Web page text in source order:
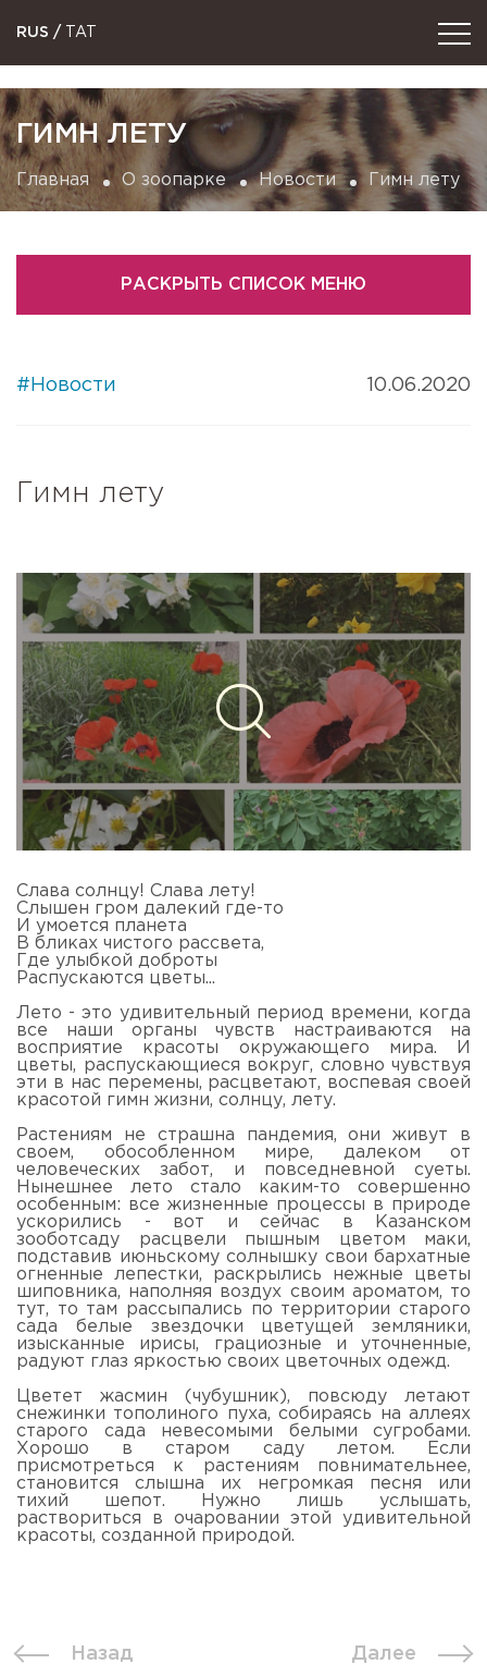
RUS / TAT
ГИМН ЛЕТУ
Главная О зоопарке Новости Гимн лету
РАСКРЫТЬ СПИСОК МЕНЮ
#Новости 10.06.2020
Гимн лету
Слава солнцу! Слава лету!
Слышен гром далекий где-то
И умоется планета
В бликах чистого рассвета,
Где улыбкой доброты
Распускаются цветы...
Лето - это удивительный период времени, когда
все наши органы чувств настраиваются на
восприятие красоты окружающего мира. И
цветы, распускающиеся вокруг, словно чувствуя
эти в нас перемены, расцветают, воспевая своей
красотой гимн жизни, солнцу, лету.
Растениям не страшна пандемия, они живут в
своем, обособленном мире, далеком от
человеческих забот, и повседневной суеты.
Нынешнее лето стало каким-то совершенно
особенным: все жизненные процессы в природе
ускорились - вот и сейчас в Казанском
зооботсаду расцвели пышным цветом маки,
подставив июньскому солнышку свои бархатные
огненные лепестки, раскрылись нежные цветы
шиповника, наполняя воздух своим ароматом, то
тут, то там рассыпались по территории старого
сада белые звездочки цветущей земляники,
изысканные ирисы, грациозные и уточненные,
радуют глаз яркостью своих цветочных одежд.
Цветет жасмин (чубушник), повсюду летают
снежинки тополиного пуха, собираясь на аллеях
старого сада невесомыми белыми сугробами.
Хорошо в старом саду летом. Если
присмотреться к растениям повнимательнее,
становится слышна их негромкая песня или
тихий шепот. Нужно лишь услышать,
раствориться в очаровании этой удивительной
красоты, созданной природой.
Назад Далее